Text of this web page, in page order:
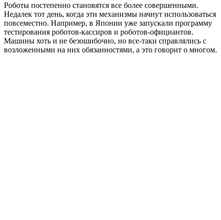
Роботы постепенно становятся все более совершенными.
Недалек тот день, когда эти механизмы начнут использоваться
повсеместно. Например, в Японии уже запускали программу
тестирования роботов-кассиров и роботов-официантов.
Машины хоть и не безошибочно, но все-таки справлялись с
возложенными на них обязанностями, а это говорит о многом.